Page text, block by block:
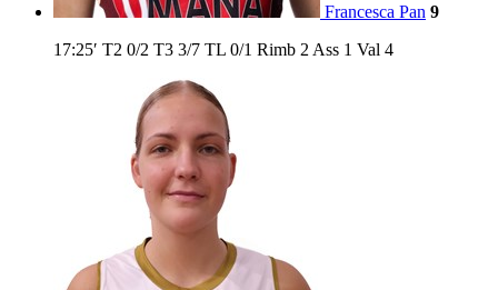
Francesca Pan 9
17:25′ T2 0/2 T3 3/7 TL 0/1 Rimb 2 Ass 1 Val 4